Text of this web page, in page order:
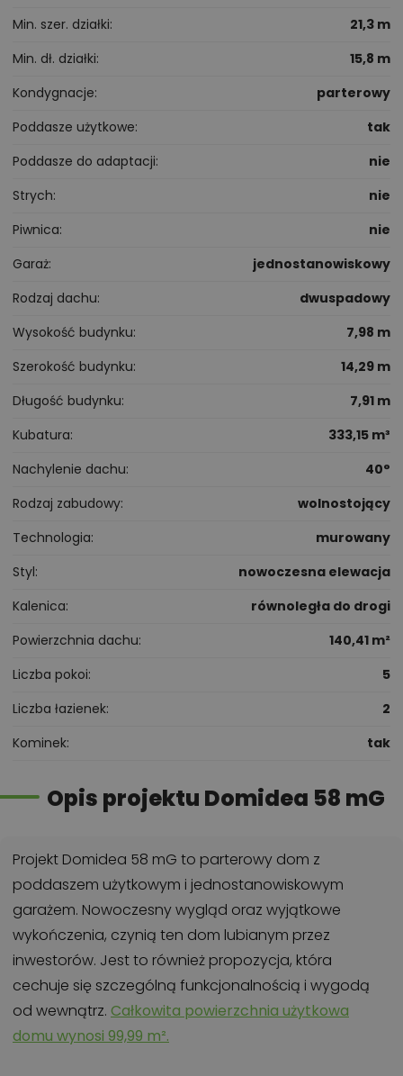
Min. szer. działki
21,3 m
Min. dł. działki
15,8 m
Kondygnacje
parterowy
Poddasze użytkowe
tak
Poddasze do adaptacji
nie
Strych
nie
Piwnica
nie
Garaż
jednostanowiskowy
Rodzaj dachu
dwuspadowy
Wysokość budynku
7,98 m
Szerokość budynku
14,29 m
Długość budynku
7,91 m
Kubatura
333,15 m³
Nachylenie dachu
40°
Rodzaj zabudowy
wolnostojący
Technologia
murowany
Styl
nowoczesna elewacja
Kalenica
równoległa do drogi
Powierzchnia dachu
140,41 m²
Liczba pokoi
5
Liczba łazienek
2
Kominek
tak
Opis projektu Domidea 58 mG
Projekt Domidea 58 mG to parterowy dom z
poddaszem użytkowym i jednostanowiskowym
garażem. Nowoczesny wygląd oraz wyjątkowe
wykończenia, czynią ten dom lubianym przez
inwestorów. Jest to również propozycja, która
cechuje się szczególną funkcjonalnością i wygodą
od wewnątrz. Całkowita powierzchnia użytkowa
domu wynosi 99,99 m².